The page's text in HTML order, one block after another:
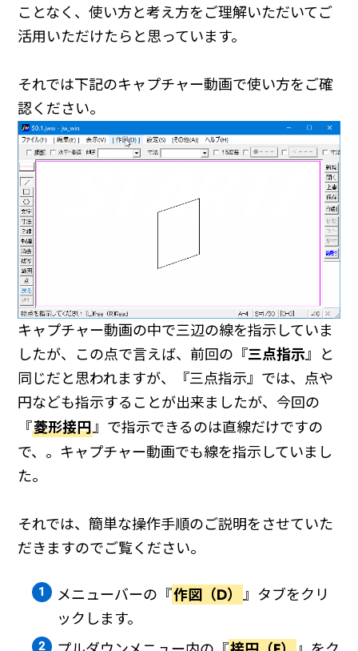
ことなく、使い方と考え方をご理解いただいてご
活用いただけたらと思っています。
それでは下記のキャプチャー動画で使い方をご確
認ください。
キャプチャー動画の中で三辺の線を指示していま
したが、この点で言えば、前回の『三点指示』と
同じだと思われますが、『三点指示』では、点や
円なども指示することが出来ましたが、今回の
『菱形接円』で指示できるのは直線だけですの
で、。キャプチャー動画でも線を指示していまし
た。
それでは、簡単な操作手順のご説明をさせていた
だきますのでご覧ください。
メニューバーの『作図（D） 』タブをクリ
ックします。